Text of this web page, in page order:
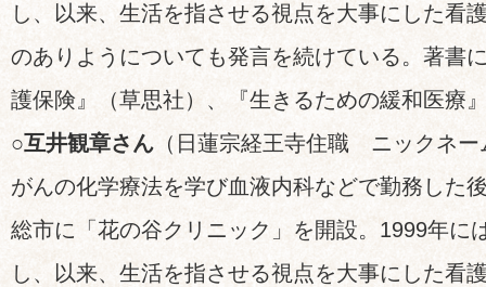
し、以来、生活を指させる視点を大事にした看
のありようについても発言を続けている。著書
護保険』（草思社）、『生きるための緩和医療
○互井観章さん （日蓮宗経王寺住職 ニックネ
がんの化学療法を学び血液内科などで勤務した
総市に「花の谷クリニック」を開設。1999年に
し、以来、生活を指させる視点を大事にした看